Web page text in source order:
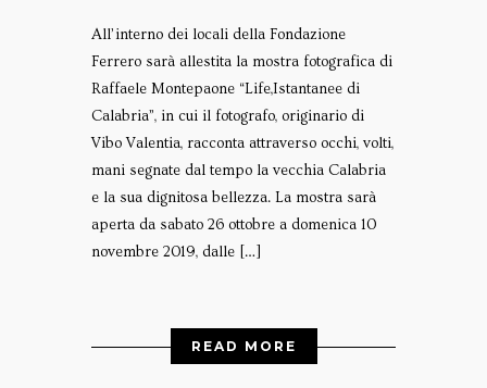
All’interno dei locali della Fondazione
Ferrero sarà allestita la mostra fotografica di
Raffaele Montepaone “Life,Istantanee di
Calabria”, in cui il fotografo, originario di
Vibo Valentia, racconta attraverso occhi, volti,
mani segnate dal tempo la vecchia Calabria
e la sua dignitosa bellezza. La mostra sarà
aperta da sabato 26 ottobre a domenica 10
novembre 2019, dalle […]
READ MORE